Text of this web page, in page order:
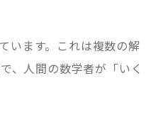
います。これは複数の解
、人間の数学者が「いく